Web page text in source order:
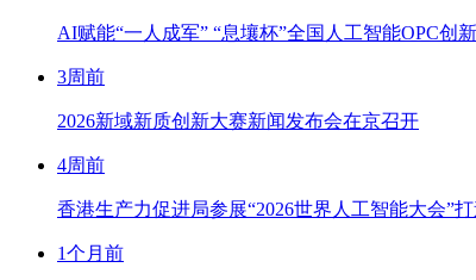
AI赋能“一人成军” “息壤杯”全国人工智能OPC创
3周前
2026新域新质创新大赛新闻发布会在京召开
4周前
香港生产力促进局参展“2026世界人工智能大会”
1个月前